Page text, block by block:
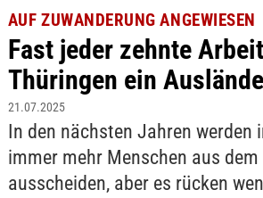
AUF ZUWANDERUNG ANGEWIESEN
Fast jeder zehnte
Thüringen ein
21.07.2025
In den nächsten Jahren werden
immer mehr Menschen aus dem
ausscheiden, aber es rücken